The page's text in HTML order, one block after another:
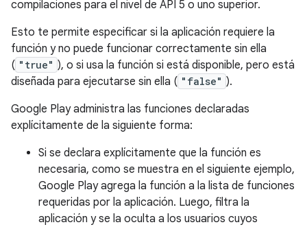
compilaciones para el nivel de API 5 o uno superior.
Esto te permite especificar si la aplicación requiere la
función y no puede funcionar correctamente sin ella
( "true" ), o si usa la función si está disponible, pero está
diseñada para ejecutarse sin ella ( "false" ).
Google Play administra las funciones declaradas
explícitamente de la siguiente forma:
Si se declara explícitamente que la función es
necesaria, como se muestra en el siguiente ejemplo,
Google Play agrega la función a la lista de funciones
requeridas por la aplicación. Luego, filtra la
aplicación y se la oculta a los usuarios cuyos